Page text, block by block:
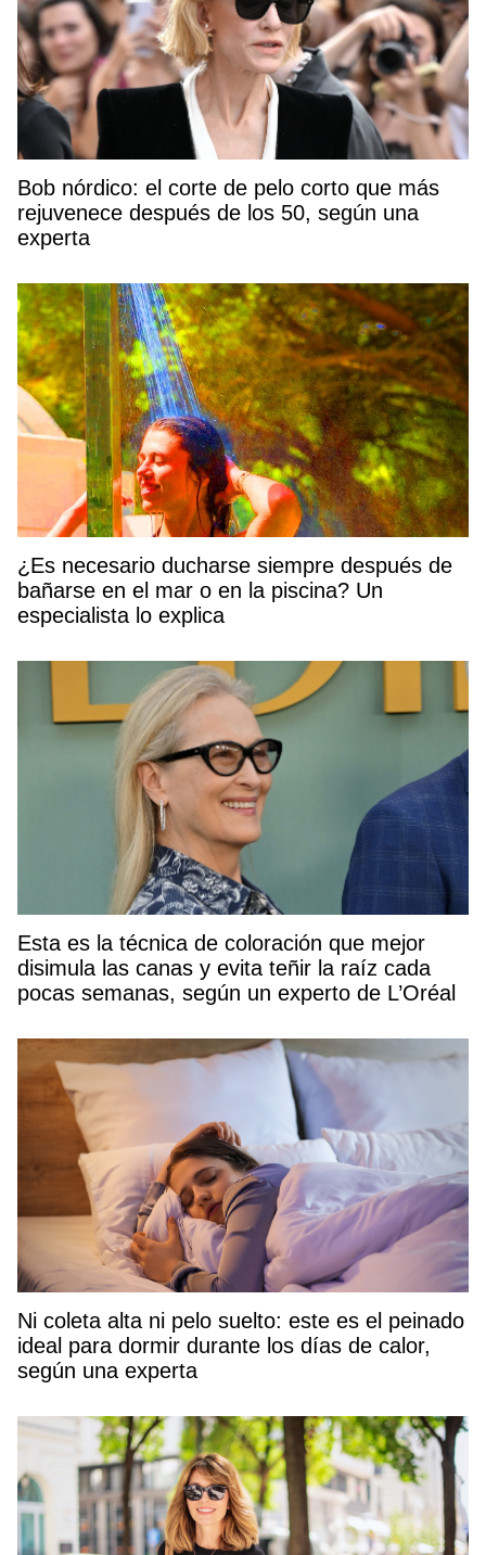
Bob nórdico: el corte de pelo corto que más
rejuvenece después de los 50, según una
experta
¿Es necesario ducharse siempre después de
bañarse en el mar o en la piscina? Un
especialista lo explica
Esta es la técnica de coloración que mejor
disimula las canas y evita teñir la raíz cada
pocas semanas, según un experto de L’Oréal
Ni coleta alta ni pelo suelto: este es el peinado
ideal para dormir durante los días de calor,
según una experta